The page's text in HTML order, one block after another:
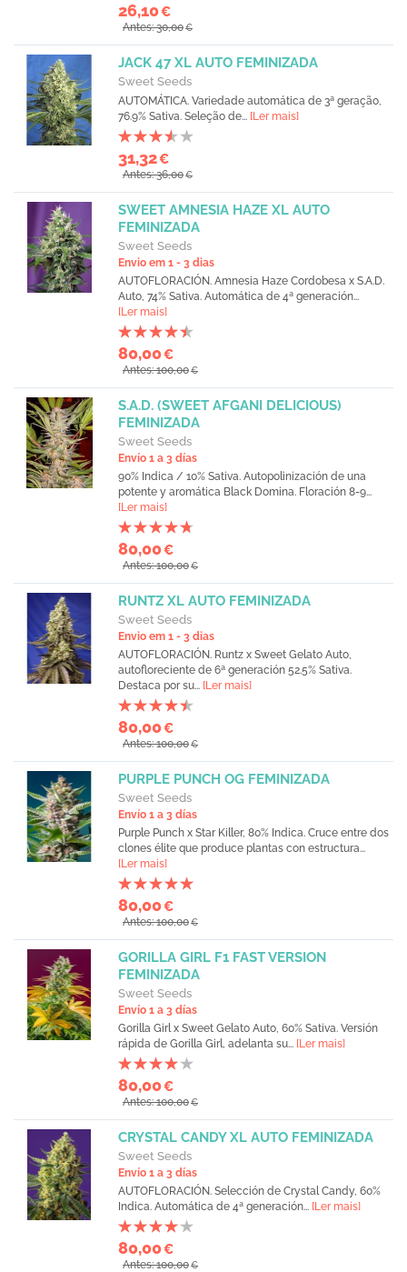
26,10€
Antes: 30,00€
JACK 47 XL AUTO FEMINIZADA
Sweet Seeds
AUTOMÁTICA. Variedade automática de 3ª geração,
76.9% Sativa. Seleção de... [Ler mais]
31,32€
Antes: 36,00€
SWEET AMNESIA HAZE XL AUTO
FEMINIZADA
Sweet Seeds
Envio em 1 - 3 dias
AUTOFLORACIÓN. Amnesia Haze Cordobesa x S.A.D.
Auto, 74% Sativa. Automática de 4ª generación...
[Ler mais]
80,00€
Antes: 100,00€
S.A.D. (SWEET AFGANI DELICIOUS)
FEMINIZADA
Sweet Seeds
Envío 1 a 3 días
90% Indica / 10% Sativa. Autopolinización de una
potente y aromática Black Domina. Floración 8-9...
[Ler mais]
80,00€
Antes: 100,00€
RUNTZ XL AUTO FEMINIZADA
Sweet Seeds
Envio em 1 - 3 dias
AUTOFLORACIÓN. Runtz x Sweet Gelato Auto,
autofloreciente de 6ª generación 52.5% Sativa.
Destaca por su... [Ler mais]
80,00€
Antes: 100,00€
PURPLE PUNCH OG FEMINIZADA
Sweet Seeds
Envío 1 a 3 días
Purple Punch x Star Killer, 80% Indica. Cruce entre dos
clones élite que produce plantas con estructura...
[Ler mais]
80,00€
Antes: 100,00€
GORILLA GIRL F1 FAST VERSION
FEMINIZADA
Sweet Seeds
Envío 1 a 3 días
Gorilla Girl x Sweet Gelato Auto, 60% Sativa. Versión
rápida de Gorilla Girl, adelanta su... [Ler mais]
80,00€
Antes: 100,00€
CRYSTAL CANDY XL AUTO FEMINIZADA
Sweet Seeds
Envío 1 a 3 días
AUTOFLORACIÓN. Selección de Crystal Candy, 60%
Indica. Automática de 4ª generación... [Ler mais]
80,00€
Antes: 100,00€